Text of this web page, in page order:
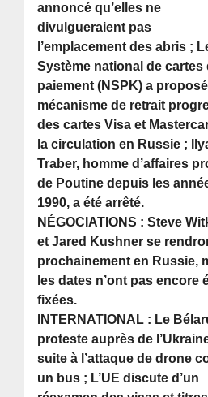
annoncé qu’elles ne
divulgueraient pas
l’emplacement des abris ;
Système national de cartes
paiement (NSPK) a
mécanisme de retrait
des cartes Visa et
la circulation en Russie ;
Traber, homme d’affaires
de Poutine depuis les
1990, a été arrêté.
NÉGOCIATIONS : Steve
et Jared Kushner se
prochainement en Russie,
les dates n’ont pas encore
fixées.
INTERNATIONAL : Le
proteste auprès de
suite à l’attaque de drone
un bus ; L’UE discute d’un